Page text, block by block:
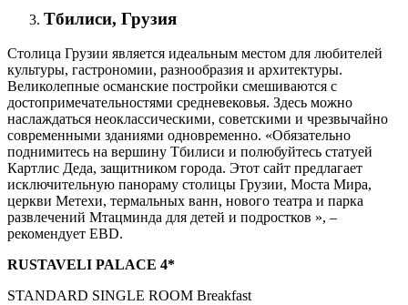
Тбилиси, Грузия
Столица Грузии является идеальным местом для любителей
культуры, гастрономии, разнообразия и архитектуры.
Великолепные османские постройки смешиваются с
достопримечательностями средневековья. Здесь можно
наслаждаться неоклассическими, советскими и чрезвычайно
современными зданиями одновременно. «Обязательно
поднимитесь на вершину Тбилиси и полюбуйтесь статуей
Картлис Деда, защитником города. Этот сайт предлагает
исключительную панораму столицы Грузии, Моста Мира,
церкви Метехи, термальных ванн, нового театра и парка
развлечений Мтацминда для детей и подростков », –
рекомендует EBD.
RUSTAVELI PALACE 4*
STANDARD SINGLE ROOM Breakfast